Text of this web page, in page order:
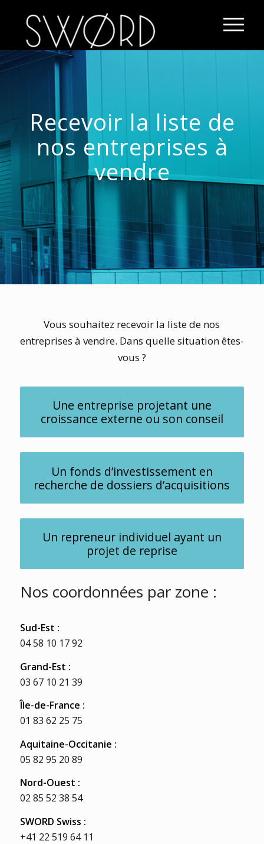
Recevoir la liste de
nos entreprises à
vendre
Vous souhaitez recevoir la liste de nos
entreprises à vendre. Dans quelle situation êtes-
vous ?
Une entreprise projetant une
croissance externe ou son conseil
Un fonds d’investissement en
recherche de dossiers d’acquisitions
Un repreneur individuel ayant un
projet de reprise
Nos coordonnées par zone :
Sud-Est :
04 58 10 17 92
Grand-Est :
03 67 10 21 39
Île-de-France :
01 83 62 25 75
Aquitaine-Occitanie :
05 82 95 20 89
Nord-Ouest :
02 85 52 38 54
SWORD Swiss :
+41 22 519 64 11